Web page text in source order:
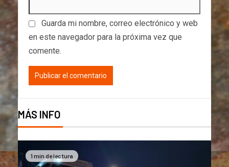
Guarda mi nombre, correo electrónico y web
en este navegador para la próxima vez que
comente.
MÁS INFO
1 min de lectura